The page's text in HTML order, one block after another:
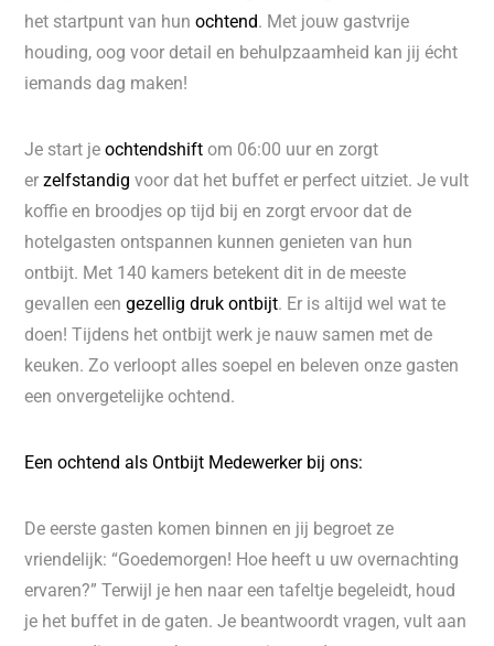
het startpunt van hunochtend. Met jouw gastvrije
houding, oog voor detail en behulpzaamheid kan jij écht
iemands dag maken!
Je start jeochtendshift om 06:00 uur en zorgt
erzelfstandig voor dat het buffet er perfect uitziet. Je vult
koffie en broodjes op tijd bij en zorgt ervoor dat de
hotelgasten ontspannen kunnen genieten van hun
ontbijt. Met 140 kamers betekent dit in de meeste
gevallen eengezellig druk ontbijt. Er is altijd wel wat te
doen! Tijdens het ontbijt werk je nauw samen met de
keuken. Zo verloopt alles soepel en beleven onze gasten
een onvergetelijke ochtend.
Een ochtend als Ontbijt Medewerker bij ons:
De eerste gasten komen binnen en jij begroet ze
vriendelijk: “Goedemorgen! Hoe heeft u uw overnachting
ervaren?” Terwijl je hen naar een tafeltje begeleidt, houd
je het buffet in de gaten. Je beantwoordt vragen, vult aan